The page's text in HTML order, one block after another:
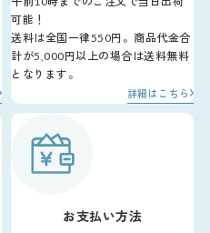
可能！
送料は全国一律550円。商品代金合
計が5,000円以上の場合は送料無料
となります。
詳細はこちら
お支払い方法